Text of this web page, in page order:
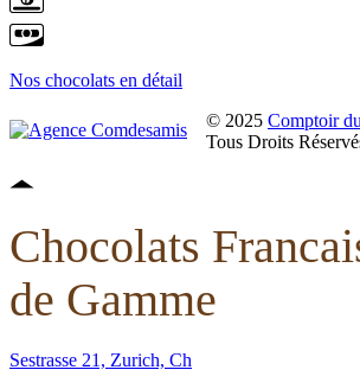
Nos chocolats en détail
© 2025 Comptoir
Tous Droits
Chocolats
de Gamme
Sestrasse 21, Zurich, Ch